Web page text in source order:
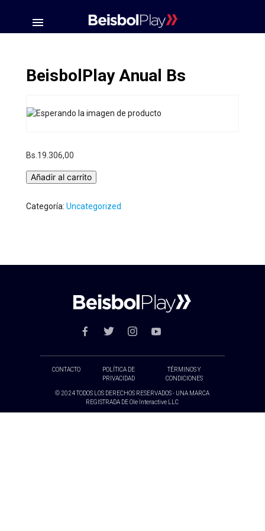
menu
BeisbolPlay Anual Bs
Bs. 19.306,00
BeisbolPlay
Anual
cantidad
Añadir al carrito
Categoría:Uncategorized
CONTACTO
POLÍTICA DE
PRIVACIDAD
TÉRMINOS Y
CONDICIONES
© 2024 TODOS LOS DERECHOS RESERVADOS - UNA MARCA
REGISTRADA DE Ole Interactive LLC